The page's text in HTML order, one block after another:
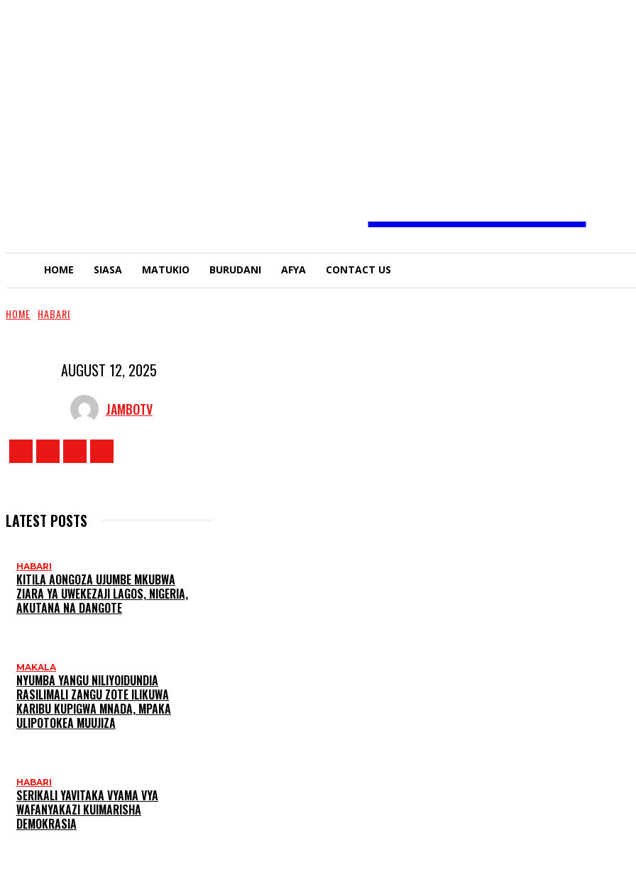
HOME SIASA MATUKIO BURUDANI AFYA CONTACT US
HOME HABARI
AUGUST 12, 2025
JAMBOTV
LATEST POSTS
HABARI
KITILA AONGOZA UJUMBE MKUBWA
ZIARA YA UWEKEZAJI LAGOS, NIGERIA,
AKUTANA NA DANGOTE
MAKALA
NYUMBA YANGU NILIYOIDUNDIA
RASILIMALI ZANGU ZOTE ILIKUWA
KARIBU KUPIGWA MNADA, MPAKA
ULIPOTOKEA MUUJIZA
HABARI
SERIKALI YAVITAKA VYAMA VYA
WAFANYAKAZI KUIMARISHA
DEMOKRASIA